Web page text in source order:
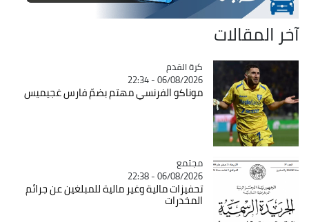
آخر المقالات
Catégorie
كرة القدم
06/08/2026 - 22:34
موناكو الفرنسي مهتم بضمّ فارس غجيميس
Catégorie
مجتمع
06/08/2026 - 22:38
تحفيزات مالية وغير مالية للمبلغين عن جرائم
المخدرات